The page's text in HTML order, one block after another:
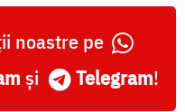
noastre pe
și Telegram!